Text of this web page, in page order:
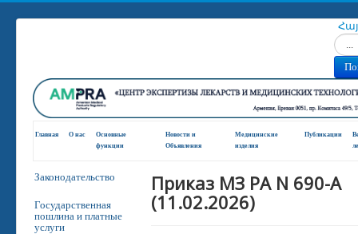
Главная О нас
Основные
функции
Новости и
Oбъявления
Медицинские
изделия
Публикации
Законодательство
Государственная
пошлина и платные
услуги
Приказ МЗ РА N 690-A
(11.02.2026)